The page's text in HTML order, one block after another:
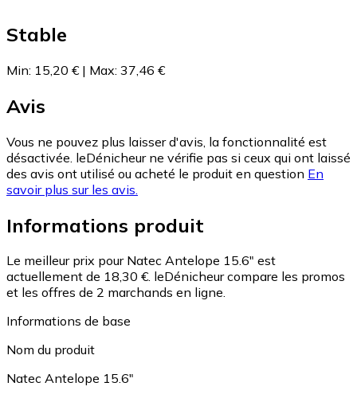
Stable
Min: 15,20 € | Max: 37,46 €
Avis
Vous ne pouvez plus laisser d'avis, la fonctionnalité est
désactivée. leDénicheur ne vérifie pas si ceux qui ont laissé
des avis ont utilisé ou acheté le produit en question En
savoir plus sur les avis.
Informations produit
Le meilleur prix pour Natec Antelope 15.6" est
actuellement de 18,30 €. leDénicheur compare les promos
et les offres de 2 marchands en ligne.
Informations de base
Nom du produit
Natec Antelope 15.6"